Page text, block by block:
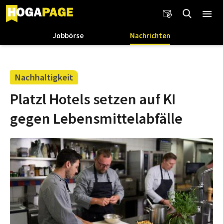
Jobbörse Nachrichten
Nachhaltigkeit
Platzl Hotels setzen auf KI
gegen Lebensmittelabfälle